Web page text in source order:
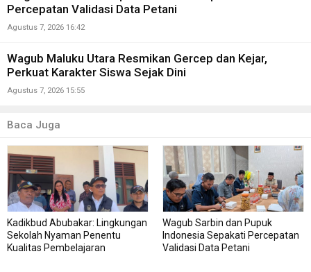
Percepatan Validasi Data Petani
Agustus 7, 2026 16:42
Wagub Maluku Utara Resmikan Gercep dan Kejar,
Perkuat Karakter Siswa Sejak Dini
Agustus 7, 2026 15:55
Baca Juga
Kadikbud Abubakar: Lingkungan
Sekolah Nyaman Penentu
Kualitas Pembelajaran
Wagub Sarbin dan Pupuk
Indonesia Sepakati Percepatan
Validasi Data Petani